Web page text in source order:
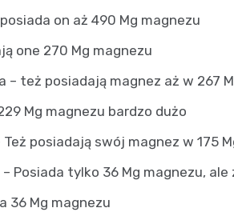
on aż 490 Mg magnezu
one 270 Mg magnezu
– też posiadają magnez aż w 267
Mg magnezu bardzo dużo
posiadają swój magnez w 175
Posiada tylko 36 Mg magnezu, ale
36 Mg magnezu